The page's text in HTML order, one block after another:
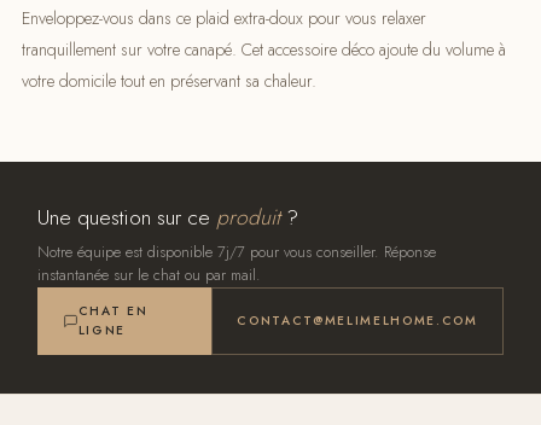
Enveloppez-vous dans ce plaid extra-doux pour vous relaxer
tranquillement sur votre canapé. Cet accessoire déco ajoute du volume à
votre domicile tout en préservant sa chaleur.
Une question sur ce produit?
Notre équipe est disponible 7j/7 pour vous conseiller. Réponse
instantanée sur le chat ou par mail.
CHAT EN
LIGNE
CONTACT@MELIMELHOME.COM